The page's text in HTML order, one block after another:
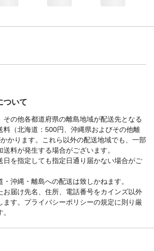
ついて
その他各都道府県の離島地域が配送先となる
料（北海道：500円、沖縄県およびその他離
かります。これら以外の配送地域でも、一部
料が発生する場合がございます。
日を指定しても指定日通り届かない場合がご
・沖縄・離島への配送は致しかねます。
お届け先名、住所、電話番号をカインズ以外
ます。プライバシーポリシーの規定に則り厳